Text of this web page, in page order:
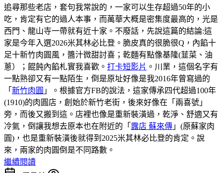
追尋那些老店，套句我常說的，一家可以生存超過50年的小
吃，肯定有它的過人本事，而萬華大概是密集度最高的，光是
西門、龍山寺一帶就有近十家。不廢話，先說這篇的結論:這
家是今年入選2026米其林必比登。脆皮真的很脆很Q，內餡十
足十新竹肉圓風，醬汁微甜討喜；乾麵有點像基隆(韮菜、油
蔥）；餛飩內餡札實我喜歡。 打卡短影片 。川業，這個名字有
一點熟卻又有一點陌生，倒是原址好像是我2016年曾寫過的
「 新竹肉圓 」。根據官方FB的說法，這家傳承四代超過100年
(1910)的肉圓店，創始於新竹老街，後來好像在「兩喜號」
旁，而後又搬到這。店裡也像是重新裝潢過，乾淨、舒適又有
冷氣，倒讓我想去原本也在附近的「 露店 蘇來傳 」(原蘇家肉
圓)，也是重新裝潢後就得到2025米其林必比登的肯定。說
來，兩家的肉圓倒是不同路數。
繼續閱讀